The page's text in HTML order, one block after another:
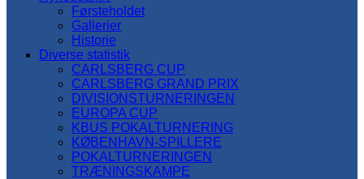
Førsteholdet
Gallerier
Historie
Diverse statistik
CARLSBERG CUP
CARLSBERG GRAND PRIX
DIVISIONSTURNERINGEN
EUROPA CUP
KBUS POKALTURNERING
KØBENHAVN-SPILLERE
POKALTURNERINGEN
TRÆNINGSKAMPE